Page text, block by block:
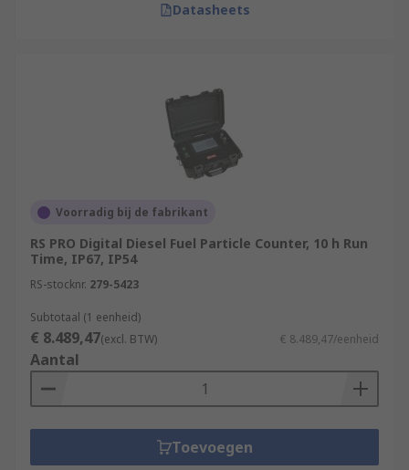
Datasheets
Voorradig bij de fabrikant
RS PRO Digital Diesel Fuel Particle Counter, 10 h Run
Time, IP67, IP54
RS-stocknr. 279-5423
Subtotaal (1 eenheid)
€ 8.489,47(excl. BTW) € 8.489,47/eenheid
Aantal
Toevoegen